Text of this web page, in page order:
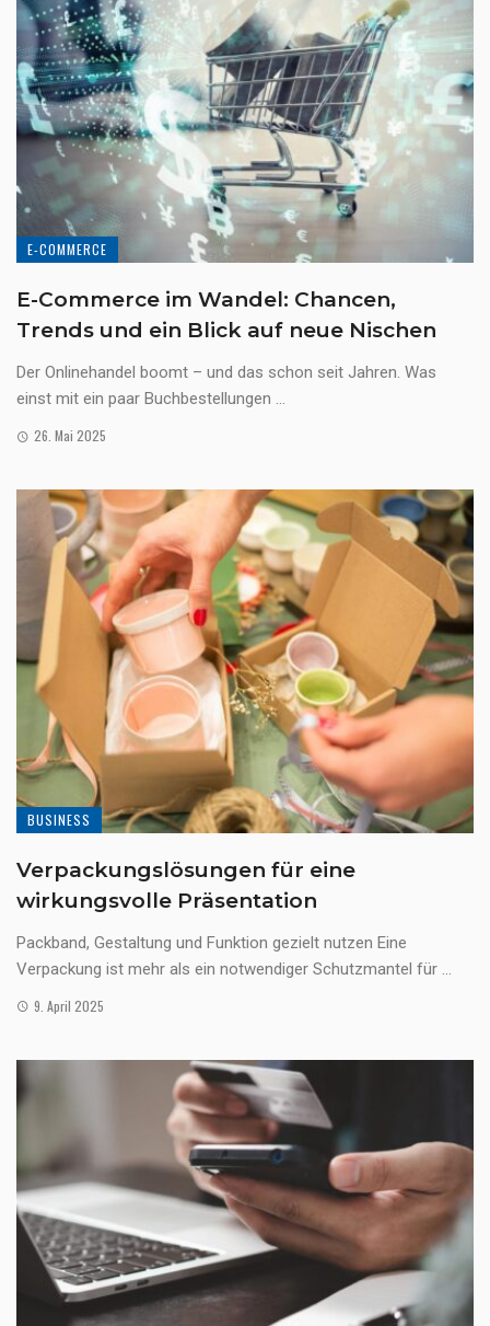
E-COMMERCE
E-Commerce im Wandel: Chancen,
Trends und ein Blick auf neue Nischen
Der Onlinehandel boomt – und das schon seit Jahren. Was
einst mit ein paar Buchbestellungen ...
26. Mai 2025
BUSINESS
Verpackungslösungen für eine
wirkungsvolle Präsentation
Packband, Gestaltung und Funktion gezielt nutzen Eine
Verpackung ist mehr als ein notwendiger Schutzmantel für ...
9. April 2025